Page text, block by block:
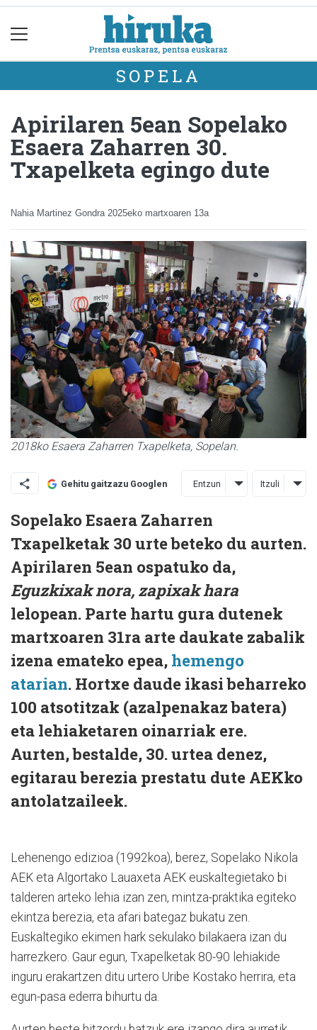
SOPELA
Apirilaren 5ean Sopelako
Esaera Zaharren 30.
Txapelketa egingo dute
Nahia Martinez Gondra 2025eko martxoaren 13a
2018ko Esaera Zaharren Txapelketa, Sopelan.
Gehitu gaitzazu Googlen Entzun Itzuli
Sopelako Esaera Zaharren
Txapelketak 30 urte beteko du aurten.
Apirilaren 5ean ospatuko da,
Eguzkixak nora, zapixak hara
lelopean. Parte hartu gura dutenek
martxoaren 31ra arte daukate zabalik
izena emateko epea, hemengo
atarian. Hortxe daude ikasi beharreko
100 atsotitzak (azalpenakaz batera)
eta lehiaketaren oinarriak ere.
Aurten, bestalde, 30. urtea denez,
egitarau berezia prestatu dute AEKko
antolatzaileek.
Lehenengo edizioa (1992koa), berez, Sopelako Nikola
AEK eta Algortako Lauaxeta AEK euskaltegietako bi
talderen arteko lehia izan zen, mintza-praktika egiteko
ekintza berezia, eta afari bategaz bukatu zen.
Euskaltegiko ekimen hark sekulako bilakaera izan du
harrezkero. Gaur egun, Txapelketak 80-90 lehiakide
inguru erakartzen ditu urtero Uribe Kostako herrira, eta
egun-pasa ederra bihurtu da.